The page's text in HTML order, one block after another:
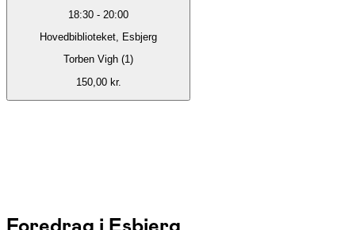
18:30 - 20:00
Hovedbiblioteket, Esbjerg
Torben Vigh (1)
150,00 kr.